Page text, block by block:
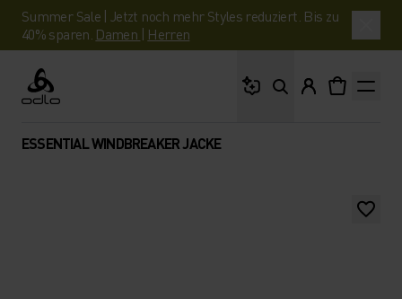
Summer Sale | Jetzt noch mehr Styles reduziert. Bis zu
40% sparen. Damen | Herren
Odlo
ESSENTIAL WINDBREAKER JACKE